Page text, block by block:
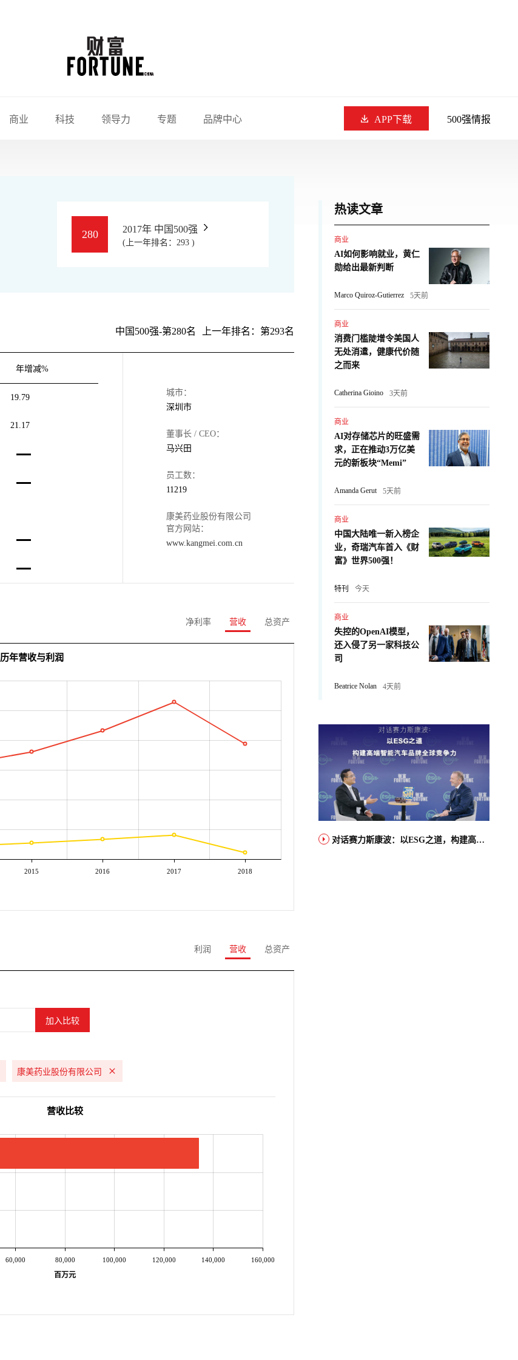
商业 科技 领导力 专题 品牌中心 APP下载 500强情报
280 2017年 中国500强
(上一年排名：293 )
中国500强-第280名 上一年排名：第293名
年增减%
19.79
21.17
城市：
深圳市
董事长 / CEO：
马兴田
员工数：
11219
康美药业股份有限公司
官方网站：
www.kangmei.com.cn
净利率 营收 总资产
2015 2016 2017 2018
历年营收与利润
利润 营收 总资产
康美药业股份有限公司
60,000 80,000 100,000 120,000 140,000 160,000
百万元
营收比较
热读文章
商业
AI如何影响就业，黄仁
勋给出最新判断
Marco Quiroz-Gutierrez 5天前
商业
消费门槛陡增令美国人
无处消遣，健康代价随
之而来
Catherina Gioino 3天前
商业
AI对存储芯片的旺盛需
求，正在推动3万亿美
元的新板块“Memi”
Amanda Gerut 5天前
商业
中国大陆唯一新入榜企
业，奇瑞汽车首入《财
富》世界500强！
特刊 今天
商业
失控的OpenAI模型，
还入侵了另一家科技公
司
Beatrice Nolan 4天前
对话赛力斯康波：以ESG之道，构建高端智能汽车品牌全球竞争力